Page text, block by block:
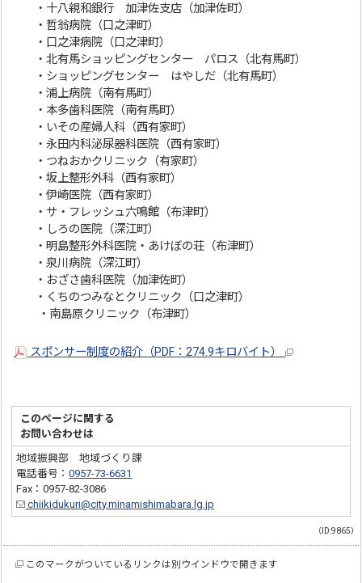
・十八親和銀行 加津佐支店（加津佐町）
・哲翁病院（口之津町）
・口之津病院（口之津町）
・北有馬ショッピングセンター パロス（北有馬町）
・ショッピングセンター はやしだ（北有馬町）
・浦上病院（南有馬町）
・本多歯科医院（南有馬町）
・いその産婦人科（西有家町）
・永田内科泌尿器科医院（西有家町）
・つねおかクリニック（有家町）
・坂上整形外科（西有家町）
・伊崎医院（西有家町）
・サ・フレッシュ六鳴館（布津町）
・しろの医院（深江町）
・明島整形外科医院・あけぼの荘（布津町）
・泉川病院（深江町）
・おざさ歯科医院（加津佐町）
・くちのつみなとクリニック（口之津町）
・南島原クリニック（布津町）
スポンサー制度の紹介（PDF：274.9キロバイト）
このページに関する
お問い合わせは
地域振興部 地域づくり課
電話番号：0957-73-6631
Fax：0957-82-3086
chiikidukuri@city.minamishimabara.lg.jp
（ID:9865）
このマークがついているリンクは別ウインドウで開きます